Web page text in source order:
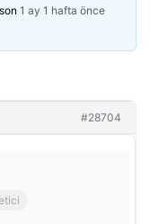
1 ay 1 hafta önce
#28704